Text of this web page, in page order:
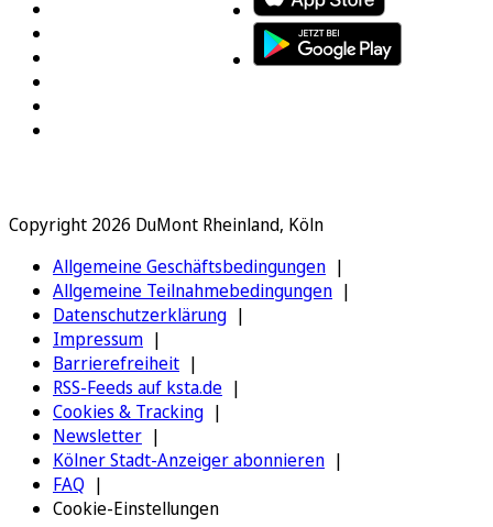
Copyright 2026 DuMont Rheinland, Köln
Allgemeine Geschäftsbedingungen
Allgemeine Teilnahmebedingungen
Datenschutzerklärung
Impressum
Barrierefreiheit
RSS-Feeds auf ksta.de
Cookies & Tracking
Newsletter
Kölner Stadt-Anzeiger abonnieren
FAQ
Cookie-Einstellungen